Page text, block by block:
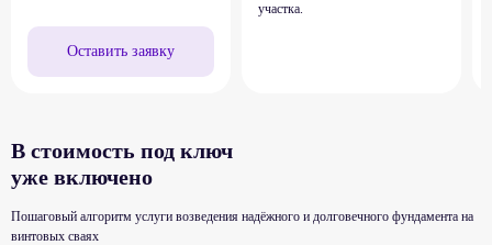
Оставить заявку
участка.
В стоимость под ключ
уже включено
Пошаговый алгоритм услуги возведения надёжного и долговечного фундамента на
винтовых сваях